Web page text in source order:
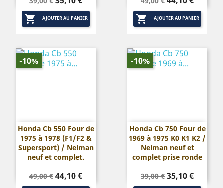
de
base
 AJOUTER AU PANIER
de
base
 AJOUTER AU PANIER
Honda Cb 550 Four de
1975 à 1978 (F1/F2 &
Supersport) / Neiman
neuf et complet.
Prix
de
49,00 € Prix
44,10 €
-10%
Honda Cb 750 Four de
1969 à 1975 K0 K1 K2 /
Neiman neuf et
complet prise ronde
Prix
de
39,00 € Prix
35,10 €
-10%